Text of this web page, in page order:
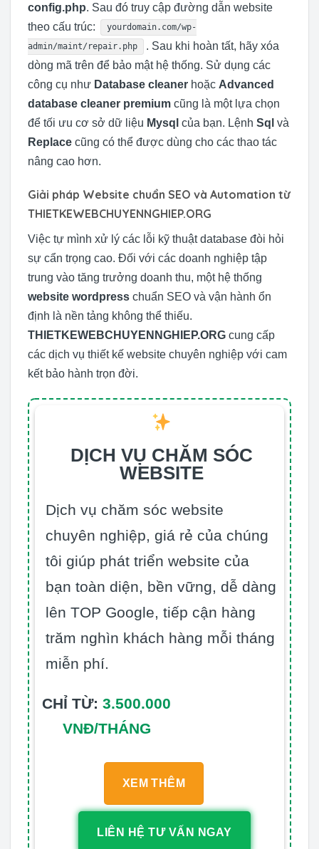
config.php. Sau đó truy cập đường dẫn website
theo cấu trúc:
yourdomain.com/wp-
admin/maint/repair.php
. Sau khi hoàn tất, hãy xóa
dòng mã trên để bảo mật hệ thống. Sử dụng các
công cụ như Database cleaner hoặc Advanced
database cleaner premium cũng là một lựa chọn
để tối ưu cơ sở dữ liệu Mysql của bạn. Lệnh Sql và
Replace cũng có thể được dùng cho các thao tác
nâng cao hơn.
Giải pháp Website chuẩn SEO và Automation từ
THIETKEWEBCHUYENNGHIEP.ORG
Việc tự mình xử lý các lỗi kỹ thuật database đòi hỏi
sự cẩn trọng cao. Đối với các doanh nghiệp tập
trung vào tăng trưởng doanh thu, một hệ thống
website wordpress chuẩn SEO và vận hành ổn
định là nền tảng không thể thiếu.
THIETKEWEBCHUYENNGHIEP.ORG cung cấp
các dịch vụ thiết kế website chuyên nghiệp với cam
kết bảo hành trọn đời.
DỊCH VỤ CHĂM SÓC
WEBSITE
Dịch vụ chăm sóc website
chuyên nghiệp, giá rẻ của chúng
tôi giúp phát triển website của
bạn toàn diện, bền vững, dễ dàng
lên TOP Google, tiếp cận hàng
trăm nghìn khách hàng mỗi tháng
miễn phí.
CHỈ TỪ: 3.500.000
VNĐ/THÁNG
XEM THÊM
LIÊN HỆ TƯ VẤN NGAY